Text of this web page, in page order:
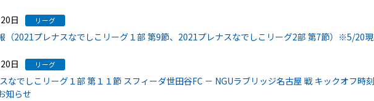
日 リーグ
（2021プレナスなでしこリーグ１部 第9節、2021プレナスなでしこリーグ2部 第7節）※5/20
日 リーグ
なでしこリーグ１部 第１１節 スフィーダ世田谷FC － NGUラブリッジ名古屋 戦 キックオフ時刻
知らせ